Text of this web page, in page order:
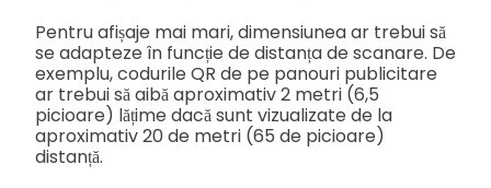
Pentru afișaje mai mari, dimensiunea ar trebui să
se adapteze în funcție de distanța de scanare. De
exemplu, codurile QR de pe panouri publicitare
ar trebui să aibă aproximativ 2 metri (6,5
picioare) lățime dacă sunt vizualizate de la
aproximativ 20 de metri (65 de picioare)
distanță.